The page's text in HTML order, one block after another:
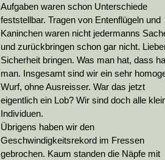
Aufgaben waren schon Unterschiede
feststellbar. Tragen von Entenflügeln und
Kaninchen waren nicht jedermanns
und zurückbringen schon gar nicht.
Sicherheit bringen. Was man hat, dass
man. Insgesamt sind wir ein sehr
Wurf, ohne Ausreisser. War das jetzt
eigentlich ein Lob? Wir sind doch alle
Individuen.
Übrigens haben wir den
Geschwindigkeitsrekord im Fressen
gebrochen. Kaum standen die Näpfe mit